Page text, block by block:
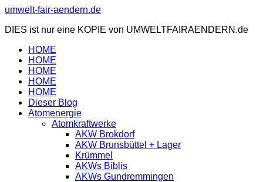
Zum
springen
umwelt-fair-aendern.de
DIES ist nur eine KOPIE von UMWELTFAIRAENDERN.de
HOME
HOME
HOME
HOME
HOME
Dieser Blog
Atomenergie
Atomkraftwerke
AKW Brokdorf
AKW Brunsbüttel + Lager
Krümmel
AKWs Biblis
AKWs Gundremmingen